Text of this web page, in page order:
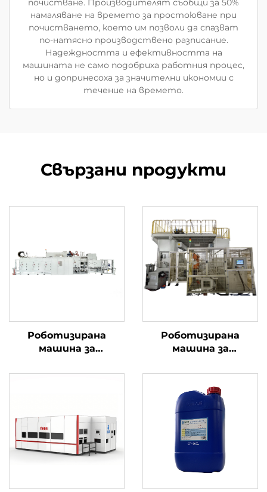
почистване. Производителят съобщи за 50%
намаляване на времето за простоюване при
почистването, което им позволи да спазват
по-натясно производствено разписание.
Надеждността и ефективността на
машината не само подобриха работния процес,
но и допринесоха за значителни икономии с
течение на времето.
Свързани продукти
Роботизирана
машина за
високо налягане
Роботизирана
машина за
прецизност на
мотовилка